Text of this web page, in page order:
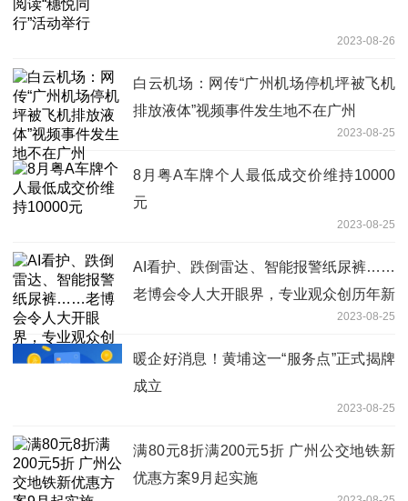
2023-08-26
白云机场：网传“广州机场停机坪被飞机
排放液体”视频事件发生地不在广州
2023-08-25
8月粤A车牌个人最低成交价维持10000
元
2023-08-25
AI看护、跌倒雷达、智能报警纸尿裤……
老博会令人大开眼界，专业观众创历年新
2023-08-25
暖企好消息！黄埔这一“服务点”正式揭牌
成立
2023-08-25
满80元8折满200元5折 广州公交地铁新
优惠方案9月起实施